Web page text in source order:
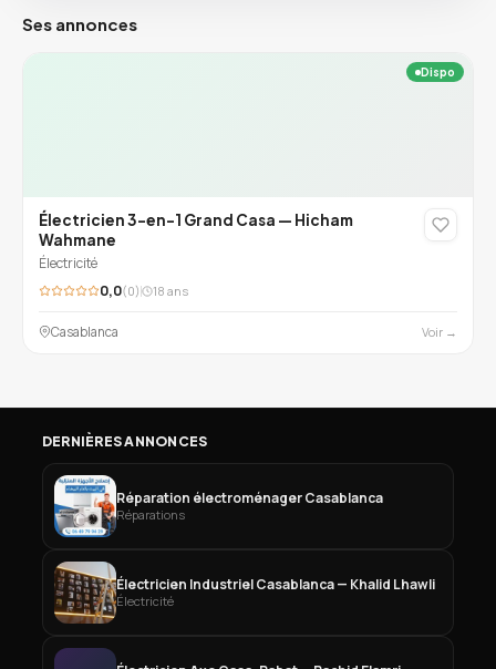
Ses annonces
Dispo
Électricien 3-en-1 Grand Casa — Hicham
Wahmane
Électricité
0,0(0) 18 ans
Casablanca Voir →
DERNIÈRES ANNONCES
Réparation électroménager Casablanca
Réparations
Électricien Industriel Casablanca — Khalid Lhawli
Électricité